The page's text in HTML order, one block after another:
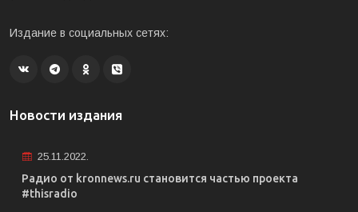
Издание в социальных сетях:
Новости издания
25.11.2022.
Радио от kronnews.ru становится частью проекта
#thisradio